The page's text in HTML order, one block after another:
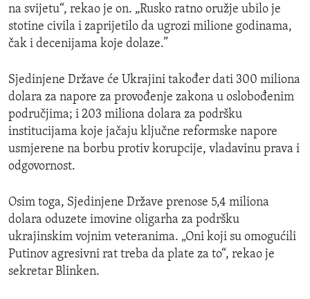
na svijetu“, rekao je on. „Rusko ratno oružje ubilo je
stotine civila i zaprijetilo da ugrozi milione godinama,
čak i decenijama koje dolaze.”
Sjedinjene Države će Ukrajini također dati 300 miliona
dolara za napore za provođenje zakona u oslobođenim
područjima; i 203 miliona dolara za podršku
institucijama koje jačaju ključne reformske napore
usmjerene na borbu protiv korupcije, vladavinu prava i
odgovornost.
Osim toga, Sjedinjene Države prenose 5,4 miliona
dolara oduzete imovine oligarha za podršku
ukrajinskim vojnim veteranima. „Oni koji su omogućili
Putinov agresivni rat treba da plate za to“, rekao je
sekretar Blinken.